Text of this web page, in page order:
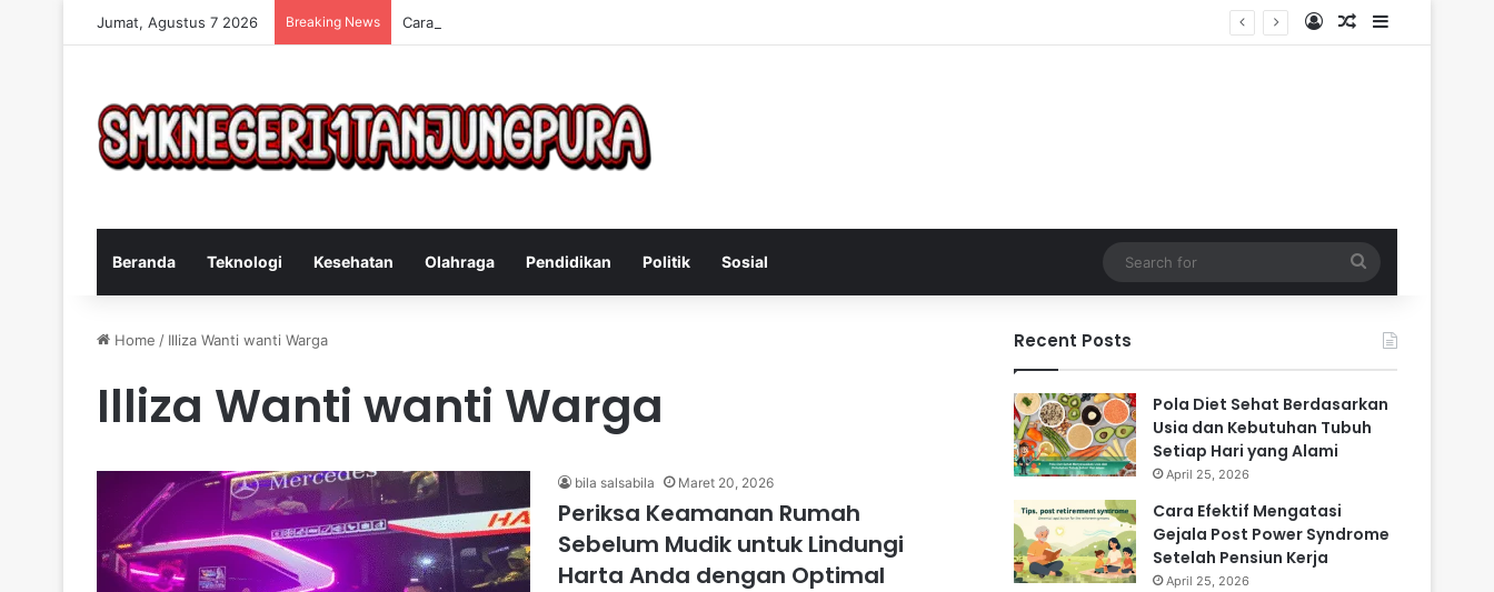
Jumat, Agustus 7 2026 Breaking News Cara Efektif Mengatasi Gejala Post Power Syndrome Setelah Pensiun Kerja Log InRandom Article
Sidebar
Beranda Teknologi Kesehatan Olahraga Pendidikan Politik Sosial
for
Home / Illiza Wanti wanti Warga
Illiza Wanti wanti Warga
bila salsabila Maret 20, 2026
Periksa Keamanan Rumah
Sebelum Mudik untuk Lindungi
Harta Anda dengan Optimal
Recent Posts
Pola Diet Sehat Berdasarkan
Usia dan Kebutuhan Tubuh
Setiap Hari yang Alami
April 25, 2026
Cara Efektif Mengatasi
Gejala Post Power Syndrome
Setelah Pensiun Kerja
April 25, 2026